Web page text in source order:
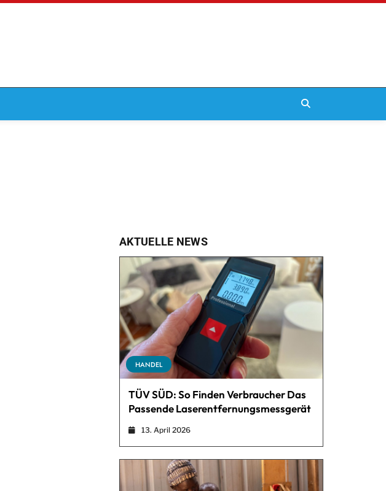
AKTUELLE NEWS
HANDEL
TÜV SÜD: So Finden Verbraucher Das
Passende Laserentfernungsmessgerät
13. April 2026